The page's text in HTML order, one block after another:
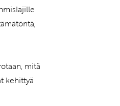
mitä
kehittyä